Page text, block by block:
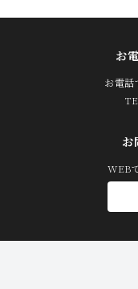
お
お電話
お
WEB